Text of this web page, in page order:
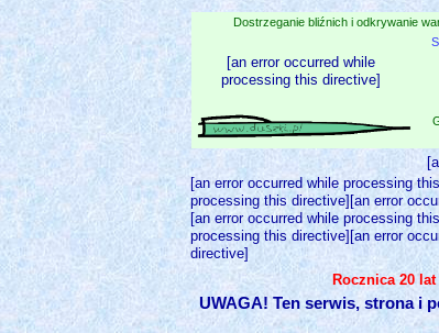
Dostrzeganie bliźnich i odkrywanie
[an error occurred while
processing this directive]
[an error occurred while processing
processing this directive][an error
[an error occurred while processing
processing this directive][an error
directive]
Rocznica 20
UWAGA! Ten serwis, strona i